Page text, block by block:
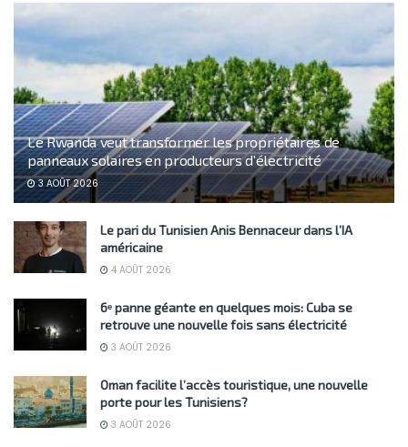
Le Rwanda veut transformer les propriétaires de
panneaux solaires en producteurs d’électricité
3 AOÛT 2026
Le pari du Tunisien Anis Bennaceur dans l’IA
américaine
4 AOÛT 2026
6ᵉ panne géante en quelques mois: Cuba se
retrouve une nouvelle fois sans électricité
3 AOÛT 2026
Oman facilite l’accès touristique, une nouvelle
porte pour les Tunisiens?
3 AOÛT 2026